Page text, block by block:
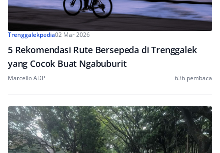
Trenggalekpedia02 Mar 2026
5 Rekomendasi Rute Bersepeda di Trenggalek
yang Cocok Buat Ngabuburit
Marcello ADP 636 pembaca